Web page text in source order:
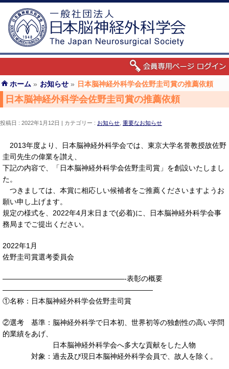
ホーム » お知らせ » 日本脳神経外科学会佐野圭司賞の推薦依頼
日本脳神経外科学会佐野圭司賞の推薦依頼
投稿日 : 2022年1月12日 カテゴリー : お知らせ 重要なお知らせ
2013年度より、日本脳神経外科学会では、東京大学名誉教授故佐野
圭司先生の偉業を讃え、
下記の内容で、「日本脳神経外科学会佐野圭司賞」を創設いたしまし
た。
つきましては、本賞に相応しい候補者をご推薦くださいますようお
願い申し上げます。
規定の様式を、2022年4月末日まで(必着)に、日本脳神経外科学会事
務局までご提出ください。
2022年1月
佐野圭司賞選考委員会
—————————————————-表彰の概要
—————————————————————
①名称：日本脳神経外科学会佐野圭司賞
②選考 基準：脳神経外科学で日本初、世界初等の独創性の高い学問
的業績をあげ、
日本脳神経外科学会へ多大な貢献をした人物
対象：過去及び現日本脳神経外科学会員で、故人を除く。